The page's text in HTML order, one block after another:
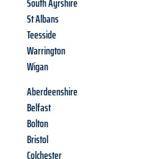
St Albans
Teesside
Warrington
Wigan
Aberdeenshire
Belfast
Bolton
Bristol
Colchester